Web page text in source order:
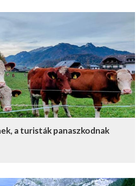
a turisták panaszkodnak